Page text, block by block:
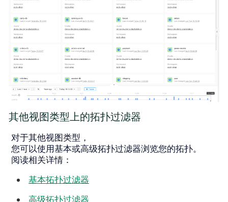
其他视图类型上的拓扑过滤器
对于其他视图类型，
您可以使用基本或高级拓扑过滤器浏览您的拓扑。
阅读相关详情：
基本拓扑过滤器
高级拓扑过滤器